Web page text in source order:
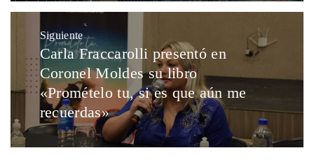
Siguiente
Carla Fraccarolli presentó en
Coronel Moldes su libro
«Promételo tu, si es que aún me
recuerdas»